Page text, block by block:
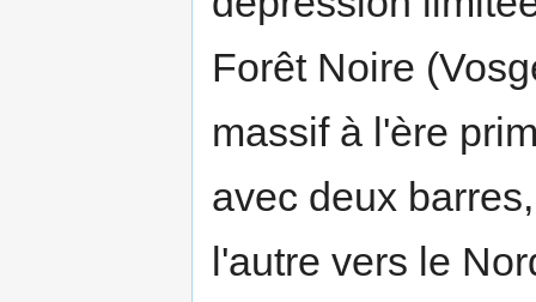
Forêt Noire
massif à l'ère
avec deux
l'autre vers le